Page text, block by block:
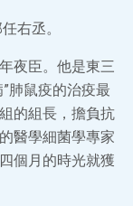
右丞。
夜臣。他是東三
肺鼠疫的治疫最
的組長，擔負抗
醫學細菌學專家
個月的時光就獲